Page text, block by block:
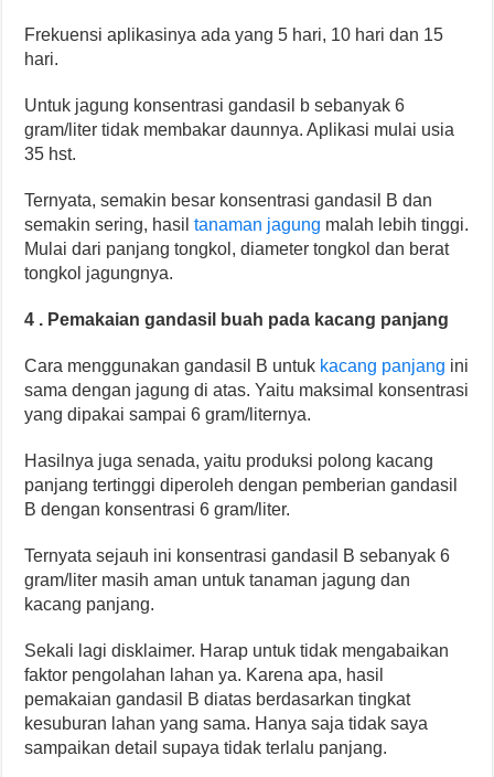
Frekuensi aplikasinya ada yang 5 hari, 10 hari dan 15
hari.
Untuk jagung konsentrasi gandasil b sebanyak 6
gram/liter tidak membakar daunnya. Aplikasi mulai usia
35 hst.
Ternyata, semakin besar konsentrasi gandasil B dan
semakin sering, hasiltanaman jagung malah lebih tinggi.
Mulai dari panjang tongkol, diameter tongkol dan berat
tongkol jagungnya.
4 . Pemakaian gandasil buah pada kacang panjang
Cara menggunakan gandasil B untuk kacang panjang ini
sama dengan jagung di atas. Yaitu maksimal konsentrasi
yang dipakai sampai 6 gram/liternya.
Hasilnya juga senada, yaitu produksi polong kacang
panjang tertinggi diperoleh dengan pemberian gandasil
B dengan konsentrasi 6 gram/liter.
Ternyata sejauh ini konsentrasi gandasil B sebanyak 6
gram/liter masih aman untuk tanaman jagung dan
kacang panjang.
Sekali lagi disklaimer. Harap untuk tidak mengabaikan
faktor pengolahan lahan ya. Karena apa, hasil
pemakaian gandasil B diatas berdasarkan tingkat
kesuburan lahan yang sama. Hanya saja tidak saya
sampaikan detail supaya tidak terlalu panjang.